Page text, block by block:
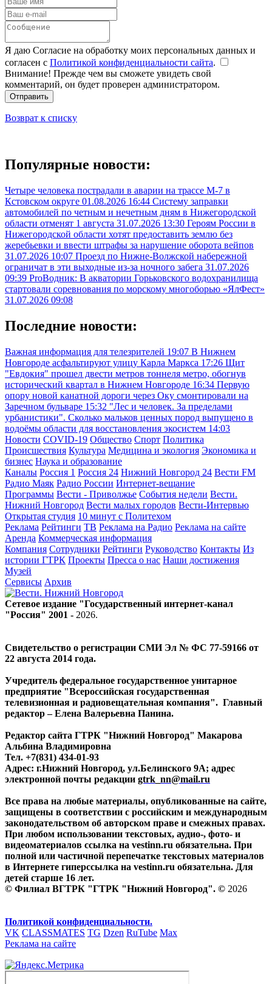
Я даю Согласие на обработку моих персональных данных и
согласен с Политикой конфиденциальности сайта.
Внимание! Прежде чем вы сможете увидеть свой
комментарий, он будет проверен администратором.
Отправить
Возврат к списку
Популярные новости:
Четыре человека пострадали в аварии на трассе М-7 в
Кстовском округе 01.08.2026 16:44 Систему заправки
автомобилей по четным и нечетным дням в Нижегородской
области отменят 1 августа 31.07.2026 13:30 Героям России в
Нижегородской области хотят предоставить землю без
жеребьевки и ввести штрафы за нарушение оборота вейпов
31.07.2026 10:07 Проезд по Нижне-Волжской набережной
ограничат в эти выходные из-за ночного забега 31.07.2026
09:39 ProВодник: В акватории Горьковского водохранилища
стартовали соревнования по морскому многоборью «ЯлФест»
31.07.2026 09:08
Последние новости:
Важная информация для телезрителей 19:07 В Нижнем
Новгороде асфальтируют улицу Карла Маркса 17:26 Щит
"Евдокия" прошел двести метров тоннеля метро, обогнув
исторический квартал в Нижнем Новгороде 16:34 Первую
опору новой канатной дороги через Оку смонтировали на
Заречном бульваре 15:32 "Лес и человек. За пределами
урбанистики". Сколько мальков ценных пород выпущено в
водоёмы области для восстановления экосистем 14:03
Новости COVID-19 Общество Спорт Политика
Происшествия Культура Медицина и экология Экономика и
бизнес Наука и образование
Каналы Россия 1 Россия 24 Нижний Новгород 24 Вести FM
Радио Маяк Радио России Интернет-вещание
Программы Вести - Приволжье События недели Вести.
Нижний Новгород Вести малых городов Вести-Интервью
Открытая студия 10 минут с Политехом
Реклама Рейтинги ТВ Реклама на Радио Реклама на сайте
Аренда Коммерческая информация
Компания Сотрудники Рейтинги Руководство Контакты Из
истории ГТРК Проекты Пресса о нас Наши достижения
Музей
Сервисы Архив
Сетевое издание "Государственный интернет-канал
"Россия" 2001 - 2026.
Свидетельство о регистрации СМИ Эл № ФС 77-59166 от
22 августа 2014 года.
Учредитель федеральное государственное унитарное
предприятие "Всероссийская государственная
телевизионная и радиовещательная компания". Главный
редактор – Елена Валерьевна Панина.
Редактор сайта ГТРК "Нижний Новгород" Макарова
Альбина Владимировна
Тел. +7(831) 434-01-93
Адрес: г.Нижний Новгород, ул.Белинского 9А; адрес
электронной почты редакции gtrk_nn@mail.ru
Все права на любые материалы, опубликованные на сайте,
защищены в соответствии с российским и международным
законодательством об авторском праве и смежных правах.
При любом использовании текстовых, аудио-, фото- и
видеоматериалов ссылка на vestinn.ru обязательна. При
полной или частичной перепечатке текстовых материалов
в Интернете гиперссылка на vestinn.ru обязательна. Для
детей старше 16 лет.
© Филиал ВГТРК "ГТРК "Нижний Новгород". © 2026
Политикой конфиденциальности.
VK CLASSMATES TG Dzen RuTube Max
Реклама на сайте